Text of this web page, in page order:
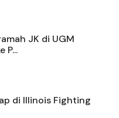
JK di UGM
P...
di Illinois Fighting